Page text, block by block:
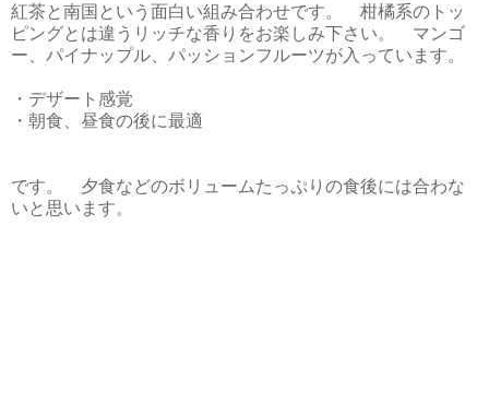
紅茶と南国という面白い組み合わせです。 柑橘系のトッ
ピングとは違うリッチな香りをお楽しみ下さい。 マンゴ
ー、パイナップル、パッションフルーツが入っています。
・デザート感覚
・朝食、昼食の後に最適
です。 夕食などのボリュームたっぷりの食後には合わな
いと思います。